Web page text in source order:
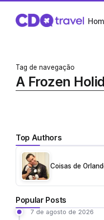
Tag de navegação
A Frozen
Top Authors
Coisas de
Popular Posts
7 de agosto de 2026